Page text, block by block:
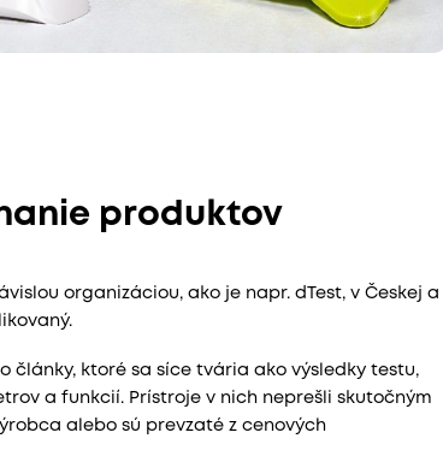
produktov
organizáciou, ako je napr. dTest, v Českej a
ktoré sa síce tvária ako výsledky testu,
a funkcií. Prístroje v nich neprešli skutočným
alebo sú prevzaté z cenových